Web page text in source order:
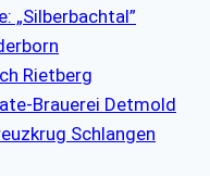
„Silberbachtal”
Rietberg
Brauerei Detmold
Schlangen